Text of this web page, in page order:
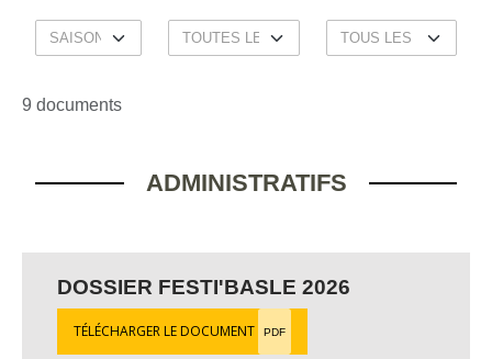
9 documents
ADMINISTRATIFS
DOSSIER FESTI'BASLE 2026
TÉLÉCHARGER LE DOCUMENT PDF